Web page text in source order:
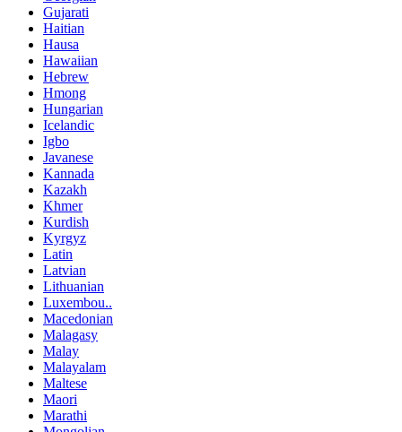
Gujarati
Haitian
Hausa
Hawaiian
Hebrew
Hmong
Hungarian
Icelandic
Igbo
Javanese
Kannada
Kazakh
Khmer
Kurdish
Kyrgyz
Latin
Latvian
Lithuanian
Luxembou..
Macedonian
Malagasy
Malay
Malayalam
Maltese
Maori
Marathi